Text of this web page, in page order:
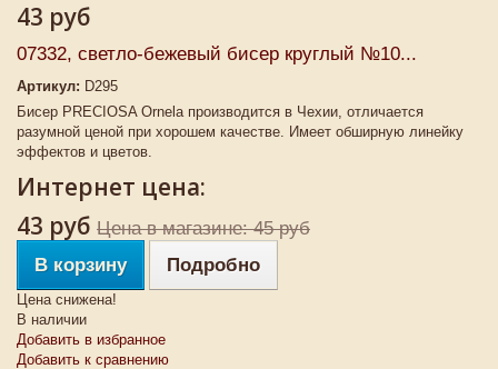
43 руб
07332, светло-бежевый бисер круглый №10...
Артикул: D295
Бисер PRECIOSA Ornela производится в Чехии, отличается
разумной ценой при хорошем качестве. Имеет обширную линейку
эффектов и цветов.
Интернет цена:
43 руб Цена в магазине: 45 руб
В корзину
Подробно
Цена снижена!
В наличии
Добавить в избранное
Добавить к сравнению